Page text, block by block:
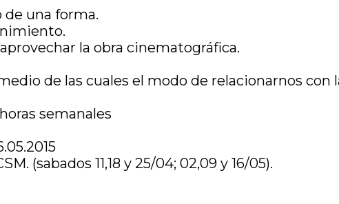
de una forma.
la obra cinematográfica.
de las cuales el modo de relacionarnos
semanales
(sabados 11,18 y 25/04; 02,09 y 16/05).